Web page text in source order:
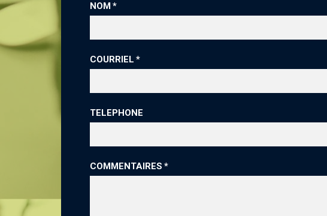
NOM
COURRIEL
TELEPHONE
COMMENTAIRES